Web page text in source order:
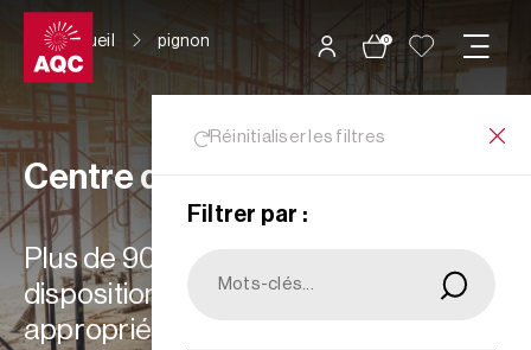
Panneau de gestion des cookies
0
Accueil pignon
Réinitialiser les filtres
Filtrer par :
Centre de ressources
Plus de 900 ressources à votre
disposition : choisissez les plus
appropriées à vos besoins grâce aux